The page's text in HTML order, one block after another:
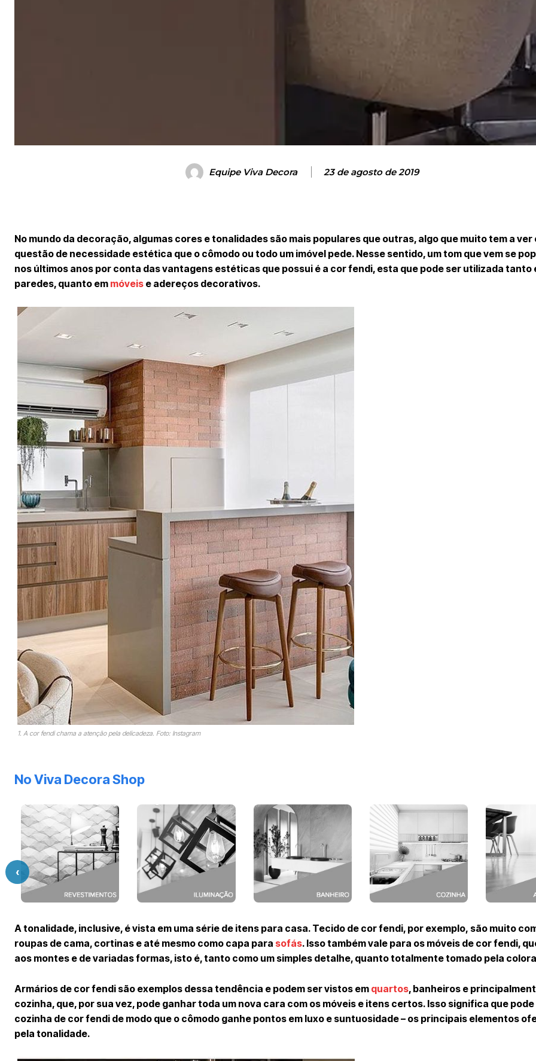
Equipe Viva Decora 23 de agosto de 2019
No mundo da decoração, algumas cores e tonalidades são mais populares que outras, algo que muito tem a ver
questão de necessidade estética que o cômodo ou todo um imóvel pede. Nesse sentido, um tom que vem se
nos últimos anos por conta das vantagens estéticas que possui é a cor fendi, esta que pode ser utilizada tanto
paredes, quanto em móveis e adereços decorativos.
1. A cor fendi chama a atenção pela delicadeza. Foto: Instagram
No Viva Decora Shop
‹
A tonalidade, inclusive, é vista em uma série de itens para casa. Tecido de cor fendi, por exemplo, são muito
roupas de cama, cortinas e até mesmo como capa para sofás. Isso também vale para os móveis de cor fendi,
aos montes e de variadas formas, isto é, tanto como um simples detalhe, quanto totalmente tomado pela
Armários de cor fendi são exemplos dessa tendência e podem ser vistos em quartos, banheiros e
cozinha, que, por sua vez, pode ganhar toda um nova cara com os móveis e itens certos. Isso significa que
cozinha de cor fendi de modo que o cômodo ganhe pontos em luxo e suntuosidade – os principais elementos
pela tonalidade.